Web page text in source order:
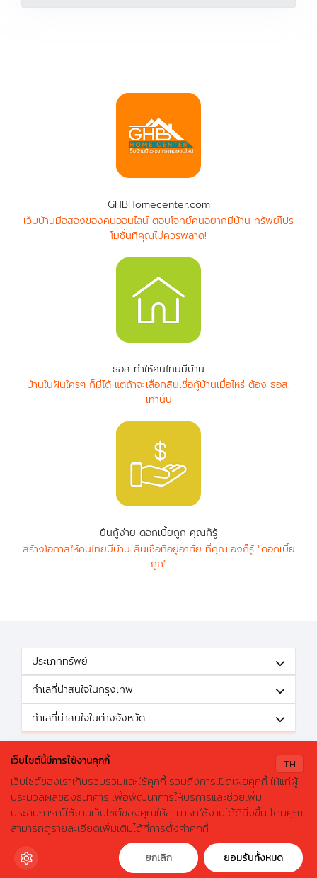
ค้นหาบ้านมือสองธอส.
ลองเปลี่ยนมาใช้ผ่านแอปดูสิ ใช้ง่าย รวดเร็ว โหลดเลย!
X
GHBHomecenter.com
เว็บบ้านมือสองของคนออนไลน์ ตอบโจทย์คนอยากมีบ้าน ทรัพย์โปร
โมชั่นที่คุณไม่ควรพลาด!
ธอส ทำให้คนไทยมีบ้าน
บ้านในฝันใครๆ ก็มีได้ แต่ถ้าจะเลือกสินเชื่อกู้บ้านเมื่อไหร่ ต้อง ธอส.
เท่านั้น
ยื่นกู้ง่าย ดอกเบี้ยถูก คุณก็รู้
สร้างโอกาสให้คนไทยมีบ้าน สินเชื่อที่อยู่อาศัย ที่คุณเองก็รู้ "ดอกเบี้ย
ถูก"
ประเภททรัพย์
ทำเลที่น่าสนใจในกรุงเทพ
ทำเลที่น่าสนใจในต่างจังหวัด
© 2026 GHBhomecenter.com. All rights reserved.
ธนาคารอาคารสงเคราะห์ (สำนักงานใหญ่) 63 ถนนพระราม 9 เขตห้วยขวาง
กรุงเทพมหานคร 10310
โทรศัพท์: 0-2645-9000 โทรสาร: 0-2645-9001 อีเมล :
crm@ghb.co.thเว็บไซต์
www.ghbank.co.th
TH
เว็บไซต์นี้มีการใช้งานคุกกี้
เว็บไซต์ของเราเก็บรวบรวมและใช้คุกกี้ รวมถึงการเปิดเผยคุกกี้ ให้แก่ผู้
ประมวลผลของธนาคาร เพื่อพัฒนาการให้บริการและช่วยเพิ่ม
ประสบการณ์ใช้งานเว็บไซต์ของคุณให้สามารถใช้งานได้ดียิ่งขึ้น โดยคุณ
สามารถดูรายละเอียดเพิ่มเติมได้ที่การตั้งค่าคุกกี้
ยกเลิก ยอมรับทั้งหมด